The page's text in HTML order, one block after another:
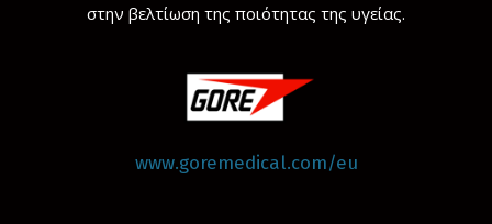
στην βελτίωση της ποιότητας της υγείας.
www.goremedical.com/eu